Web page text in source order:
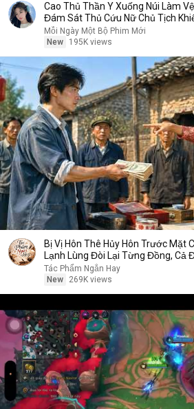
Cao Thủ Thần Y Xuống Núi Làm
Đám Sát Thủ Cứu Nữ Chủ Tịch
Thân
Mỗi Ngày Một Bộ Phim Mới
New
195K views
Bị Vị Hôn Thê Hủy Hôn Trước Mặt
Lạnh Lùng Đòi Lại Từng Đồng, Cả
Tác Phẩm Ngắn Hay
New
269K views